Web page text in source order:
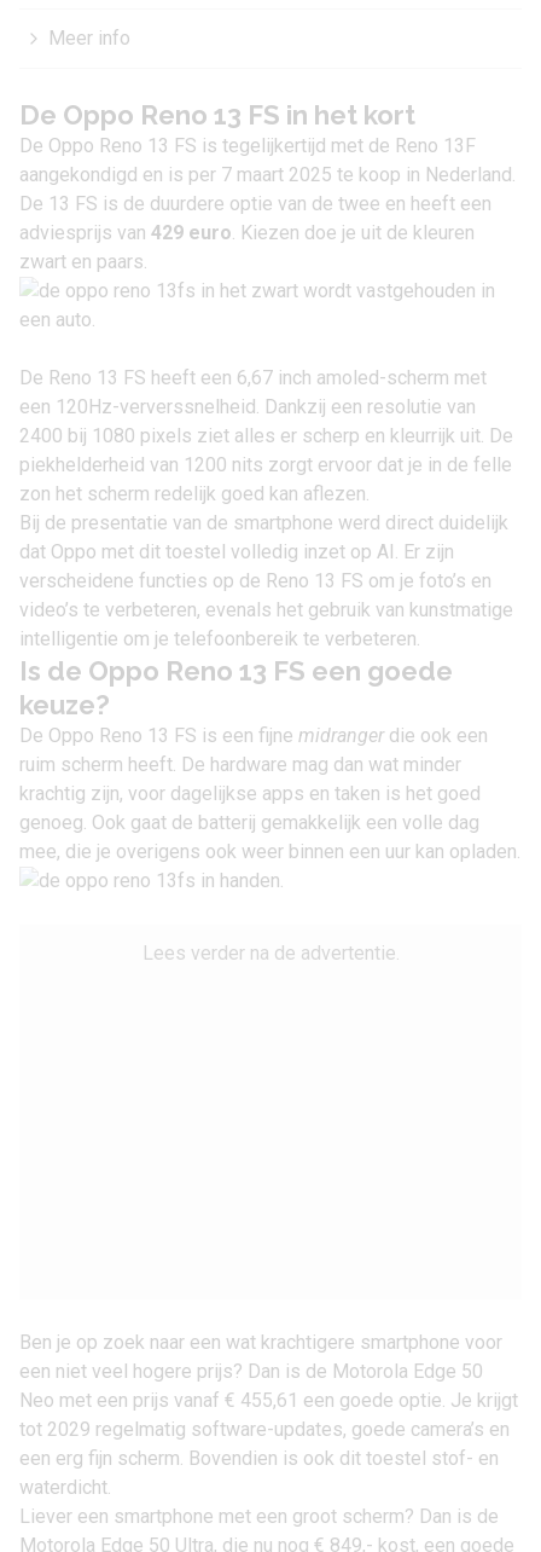
Meer info
De Oppo Reno 13 FS in het kort
De Oppo Reno 13 FS is tegelijkertijd met de Reno 13F
aangekondigd en is per 7 maart 2025 te koop in Nederland.
De 13 FS is de duurdere optie van de twee en heeft een
adviesprijs van 429 euro. Kiezen doe je uit de kleuren
zwart en paars.
De Reno 13 FS heeft een 6,67 inch amoled-scherm met
een 120Hz-ververssnelheid. Dankzij een resolutie van
2400 bij 1080 pixels ziet alles er scherp en kleurrijk uit. De
piekhelderheid van 1200 nits zorgt ervoor dat je in de felle
zon het scherm redelijk goed kan aflezen.
Bij de presentatie van de smartphone werd direct duidelijk
dat Oppo met dit toestel volledig inzet op AI. Er zijn
verscheidene functies op de Reno 13 FS om je foto’s en
video’s te verbeteren, evenals het gebruik van kunstmatige
intelligentie om je telefoonbereik te verbeteren.
Is de Oppo Reno 13 FS een goede
keuze?
De Oppo Reno 13 FS is een fijne midrangerdie ook een
ruim scherm heeft. De hardware mag dan wat minder
krachtig zijn, voor dagelijkse apps en taken is het goed
genoeg. Ook gaat de batterij gemakkelijk een volle dag
mee, die je overigens ook weer binnen een uur kan opladen.
Lees verder na de advertentie.
Ben je op zoek naar een wat krachtigere smartphone voor
een niet veel hogere prijs? Dan is de Motorola Edge 50
Neo met een prijs vanaf € 455,61 een goede optie. Je krijgt
tot 2029 regelmatig software-updates, goede camera’s en
een erg fijn scherm. Bovendien is ook dit toestel stof- en
waterdicht.
Liever een smartphone met een groot scherm? Dan is de
Motorola Edge 50 Ultra, die nu nog € 849,- kost, een goede